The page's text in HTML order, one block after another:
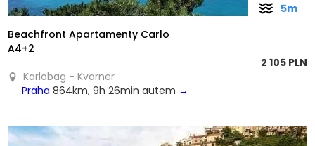
Beachfront Apartamenty Carlo
A4+2
2 105 PLN
Karlobag - Kvarner
Praha 864km, 9h 26min autem →
5m